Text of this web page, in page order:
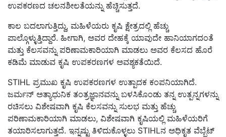
ಉಪಕರಣದ ಚಲನಶೀಲತೆಯನ್ನು ಹೆಚ್ಚಿಸುತ್ತದೆ.
ಕಾಲ ಬದಲಾಗುತ್ತಿದ್ದು, ಮಹಿಳೆಯರು ಕೃಷಿ ಕ್ಷೇತ್ರದಲ್ಲಿ ಹೆಚ್ಚು
ಪಾಲ್ಗೊಳ್ಳುತ್ತಿದ್ದಾರೆ. ಹೀಗಾಗಿ, ಅವರ ದೇಹಕ್ಕೆ ಯಾವುದೇ ಹಾನಿಯಾಗದಂತೆ
ಮತ್ತು ಕೆಲಸವನ್ನು ಪರಿಣಾಮಕಾರಿಯಾಗಿ ಮಾಡಲು ಅವರ ಕೆಲಸದ ಹೊರೆ
ಕಡಿಮೆ ಮಾಡುವ ಕೃಷಿ ಉಪಕರಣಗಳ ಅವಶ್ಯಕತೆಯಿದೆ.
STIHL ಪ್ರಮುಖ ಕೃಷಿ ಉಪಕರಣಗಳ ಉತ್ಪಾದಕ ಕಂಪನಿಯಾಗಿದೆ.
ಜರ್ಮನ್ ಅತ್ಯಾಧುನಿಕ ತಂತ್ರಜ್ಞಾನವನ್ನು ಬಳಸಿಕೊಂಡು ತನ್ನ ಉತ್ಪನ್ನಗಳನ್ನು
ರಚಿಸಲು ವಿಶೇಷವಾಗಿ ಕೃಷಿ ಕೆಲಸವನ್ನು ಸುಲಭ ಮತ್ತು ಹೆಚ್ಚು
ಪರಿಣಾಮಕಾರಿಯಾಗಿ ಮಾಡಲು, ವಿಶೇಷವಾಗಿ ಕೃಷಿಯಲ್ಲಿ ಮಹಿಳೆಯರಿಗೆ
ತಯಾರಿಸಲಾಗುತ್ತದೆ. ಇನ್ನಷ್ಟು ತಿಳಿದುಕೊಳ್ಳಲು STIHLನ ಅಧಿಕೃತ ವೆಬ್ಬೆಟ್‌